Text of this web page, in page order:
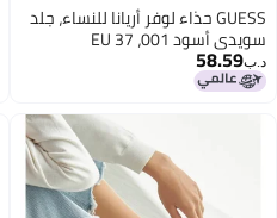
GUESS حذاء لوفر أريانا للنساء، جلد
سويدي أسود 001، 37 EU
د.ب‏58.59